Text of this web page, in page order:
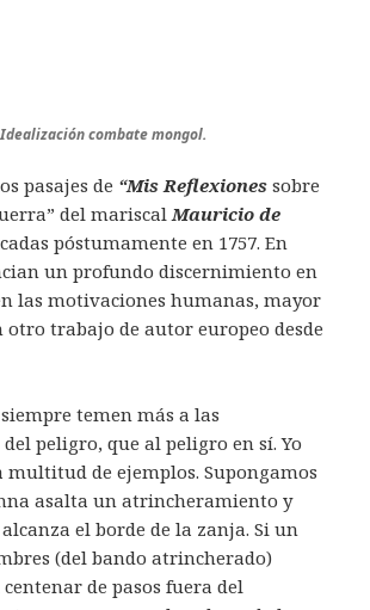
Idealización combate mongol.
pasajes de “Mis Reflexiones sobre
del mariscal Mauricio de
póstumamente en 1757. En
un profundo discernimiento en
las motivaciones humanas, mayor
otro trabajo de autor europeo desde
temen más a las
del peligro, que al peligro en sí. Yo
multitud de ejemplos. Supongamos
asalta un atrincheramiento y
el borde de la zanja. Si un
(del bando atrincherado)
de pasos fuera del